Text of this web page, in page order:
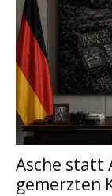
Asche statt
gemerzten